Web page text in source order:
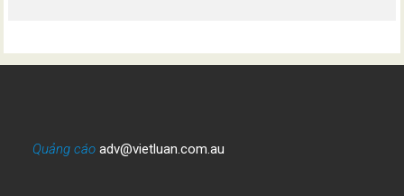
Quảng cáo adv@vietluan.com.au